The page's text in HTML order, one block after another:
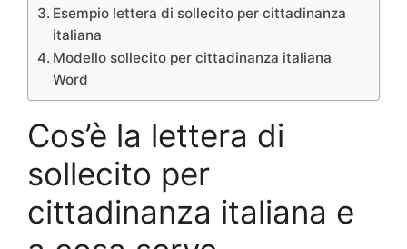
Esempio lettera di sollecito per cittadinanza
italiana
Modello sollecito per cittadinanza italiana
Word
Cos’è la lettera di
sollecito per
cittadinanza italiana e